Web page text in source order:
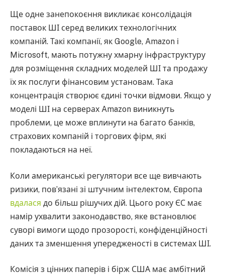
Ще одне занепокоєння викликає консолідація
поставок ШІ серед великих технологічних
компаній. Такі компанії, як Google, Amazon і
Microsoft, мають потужну хмарну інфраструктуру
для розміщення складних моделей ШІ та продажу
їх як послуги фінансовим установам. Така
концентрація створює єдині точки відмови. Якщо у
моделі ШІ на серверах Amazon виникнуть
проблеми, це може вплинути на багато банків,
страхових компаній і торгових фірм, які
покладаються на неї.
Коли американські регулятори все ще вивчають
ризики, пов’язані зі штучним інтелектом, Європа
вдалася до більш рішучих дій. Цього року ЄС має
намір ухвалити законодавство, яке встановлює
суворі вимоги щодо прозорості, конфіденційності
даних та зменшення упередженості в системах ШІ.
Комісія з цінних паперів і бірж США має амбітний